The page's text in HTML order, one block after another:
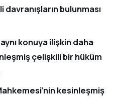
bulunması
konuya ilişkin daha
çelişkili bir hüküm
kesinleşmiş